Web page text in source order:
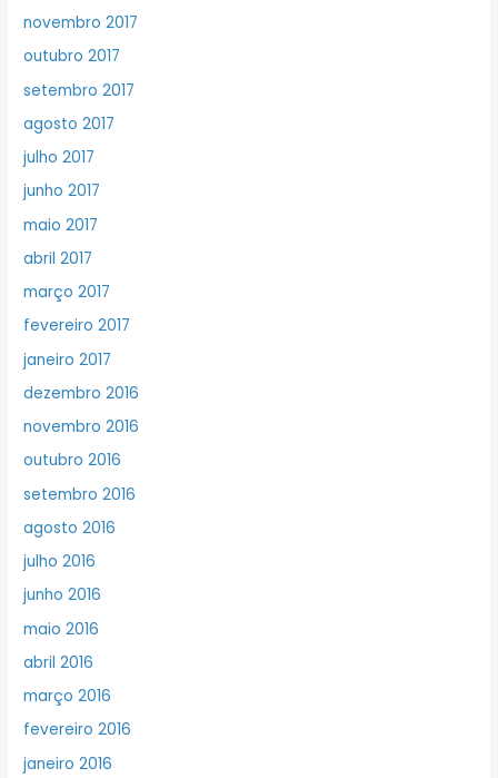
novembro 2017
outubro 2017
setembro 2017
agosto 2017
julho 2017
junho 2017
maio 2017
abril 2017
março 2017
fevereiro 2017
janeiro 2017
dezembro 2016
novembro 2016
outubro 2016
setembro 2016
agosto 2016
julho 2016
junho 2016
maio 2016
abril 2016
março 2016
fevereiro 2016
janeiro 2016